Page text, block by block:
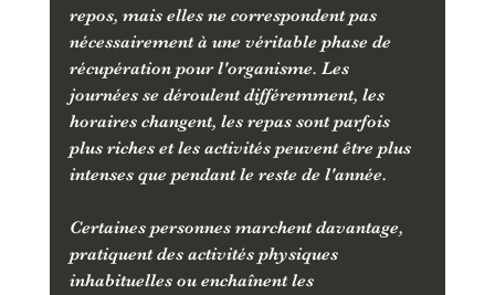
repos, mais elles ne correspondent pas
nécessairement à une véritable phase de
récupération pour l'organisme. Les
journées se déroulent différemment, les
horaires changent, les repas sont parfois
plus riches et les activités peuvent être plus
intenses que pendant le reste de l'année.
Certaines personnes marchent davantage,
pratiquent des activités physiques
inhabituelles ou enchaînent les